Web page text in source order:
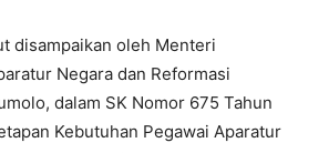
disampaikan oleh Menteri
Negara dan Reformasi
dalam SK Nomor 675 Tahun
Kebutuhan Pegawai Aparatur